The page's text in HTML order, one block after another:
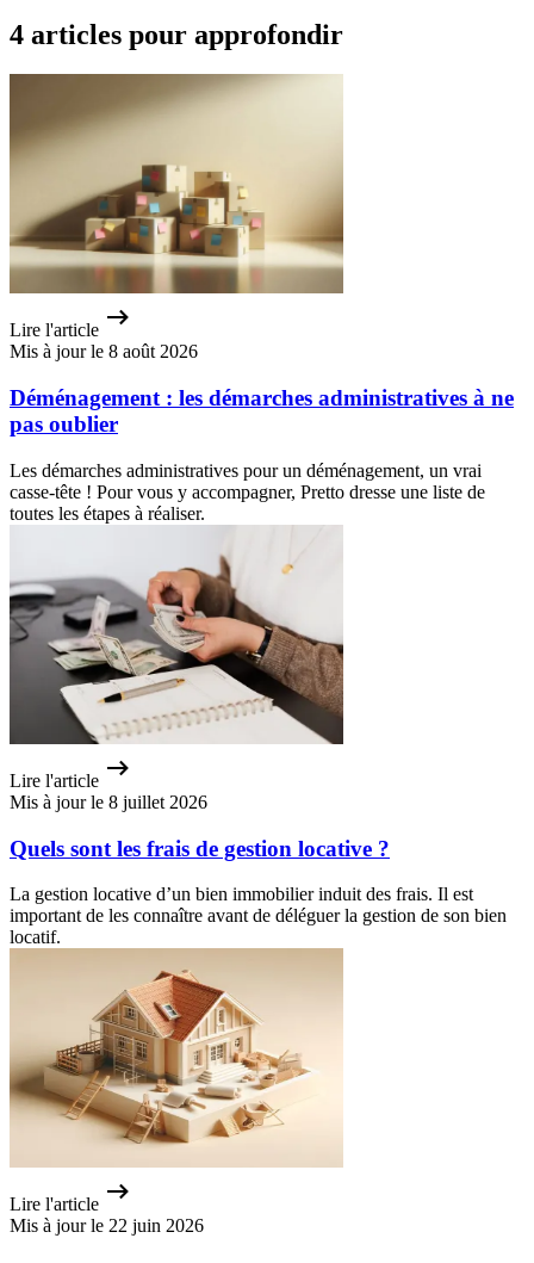
4 articles pour approfondir
Lire l'article
Mis à jour le 8 août 2026
Déménagement : les démarches administratives à ne
pas oublier
Les démarches administratives pour un déménagement, un vrai
casse-tête ! Pour vous y accompagner, Pretto dresse une liste de
toutes les étapes à réaliser.
Lire l'article
Mis à jour le 8 juillet 2026
Quels sont les frais de gestion locative ?
La gestion locative d’un bien immobilier induit des frais. Il est
important de les connaître avant de déléguer la gestion de son bien
locatif.
Lire l'article
Mis à jour le 22 juin 2026